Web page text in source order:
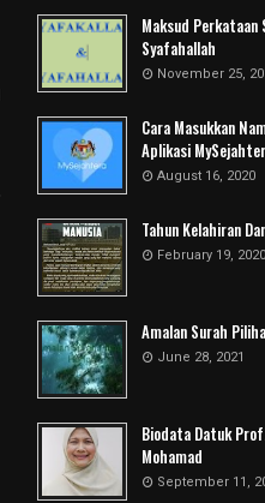
Maksud Perkataan
Syafahallah
November 25,
Cara Masukkan
Aplikasi
August 16, 2020
Tahun Kelahiran
February 19, 2020
Amalan Surah
June 28, 2021
Biodata Datuk
Mohamad
September 11,